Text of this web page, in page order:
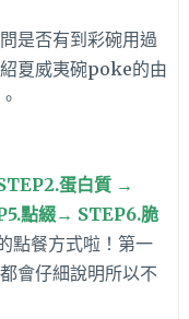
是否有到彩碗用過
夏威夷碗poke的由
蛋白質 →
點綴→ STEP6.脆
點餐方式啦！第一
會仔細說明所以不